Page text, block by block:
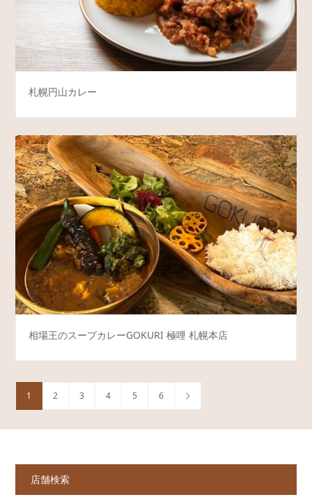
札幌円山カレー
相場王のスープカレーGOKURI 極哩 札幌本店
1 2 3 4 5 6
店舗検索